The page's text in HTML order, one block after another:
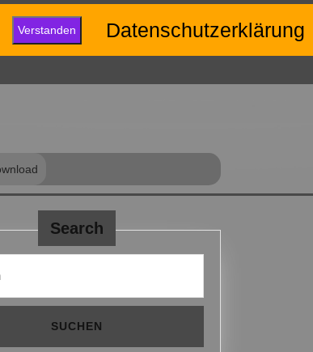
und gib niemals auf.“
Search
Verstanden Datenschutzerklärung